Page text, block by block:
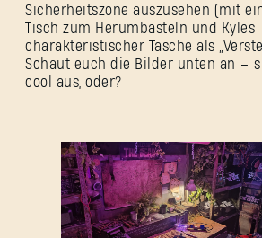
Sicherheitszone auszusehen (mit
Tisch zum Herumbasteln und Kyles
charakteristischer Tasche als
Schaut euch die Bilder unten an –
cool aus, oder?